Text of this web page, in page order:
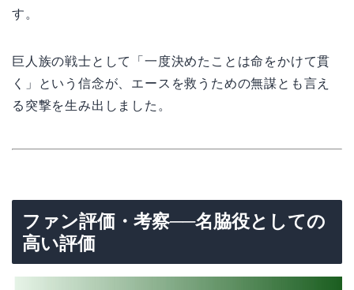
す。
巨人族の戦士として「一度決めたことは命をかけて貫
く」という信念が、エースを救うための無謀とも言え
る突撃を生み出しました。
ファン評価・考察──名脇役としての
高い評価